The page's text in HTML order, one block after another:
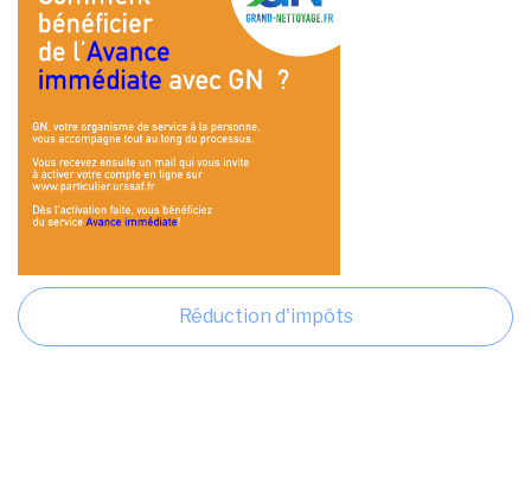
Réduction d'impôts